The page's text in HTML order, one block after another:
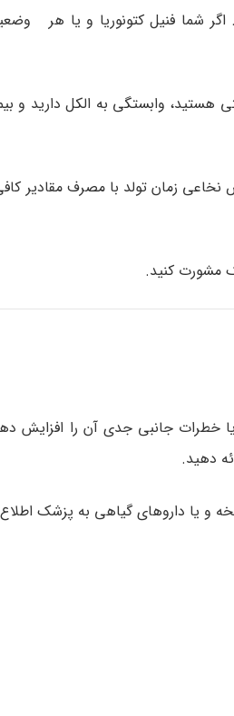
شما فنیل کتونوریا و یا هر
هستید، وابستگی به الکل دارید و
نخاعی زمان تولد با مصرف مقادیر
مشورت کنید.
خطرات جانبی جدی آن را افزایش
دهید.
و یا داروهای گیاهی به پزشک اطلاع